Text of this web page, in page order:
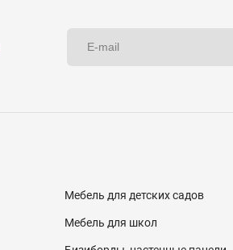
Мебель для детских садов
Мебель для школ